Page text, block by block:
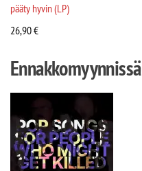
pääty hyvin (LP)
26,90€
Ennakkomyynnissä